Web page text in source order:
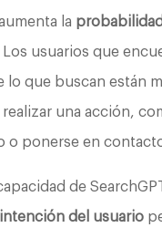
la
Los usuarios que
lo que buscan están
realizar una acción,
o ponerse en
de
intención del usuario